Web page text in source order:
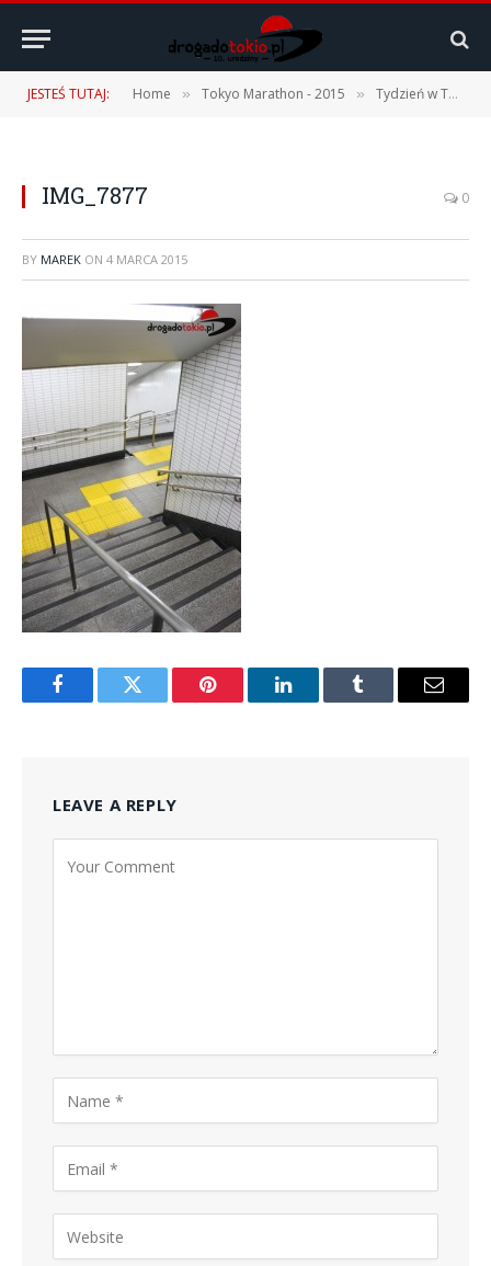
JESTEŚ TUTAJ: Home » Tokyo Marathon - 2015 » Tydzień w Tokio – część #1
IMG_7877 0
BY MAREK ON 4 MARCA 2015
FacebookTwitter Pinterest LinkedInTumblr Email
LEAVE A REPLY